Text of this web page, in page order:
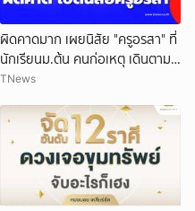
ผิดคาดมาก เผยนิสัย "ครูอรสา" ที่
นักเรียนม.ต้น คนก่อเหตุ เดินตาม
หา
TNews